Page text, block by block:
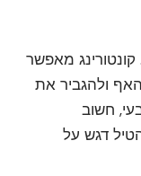
מאפשר
ולהגביר את
חשוב
דגש על